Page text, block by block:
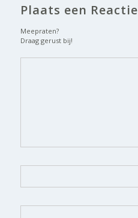
Plaats een Reactie
Meepraten?
Draag gerust bij!